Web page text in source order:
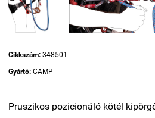
Cikkszám: 348501
Gyártó: CAMP
Pruszikos pozicionáló kötél